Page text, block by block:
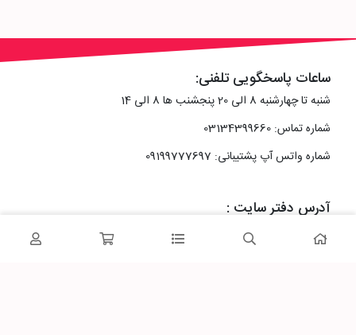
ساعات پاسخگویی تلفنی:
شنبه تا چهارشنبه 8 الی 20 پنجشنب ها 8 الی 14
شماره تماس: 03134399660
شماره واتس آپ پشتیبانی: 09199777697
آدرس دفتر سایت :
اصفهان، خیابان رزمندگان، کوچه شماره سه فرعی 2 پلاک 10